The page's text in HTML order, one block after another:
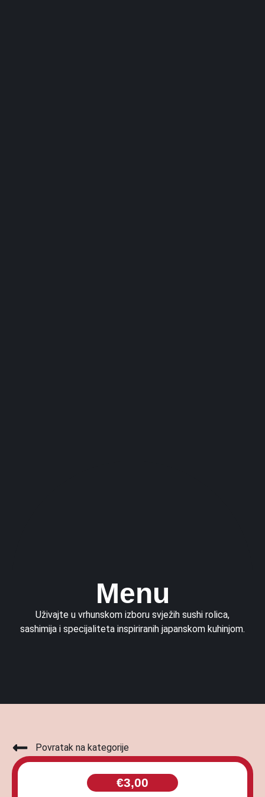
Menu
Uživajte u vrhunskom izboru svježih sushi rolica,
sashimija i specijaliteta inspiriranih japanskom kuhinjom.
Povratak na kategorije
€3,00